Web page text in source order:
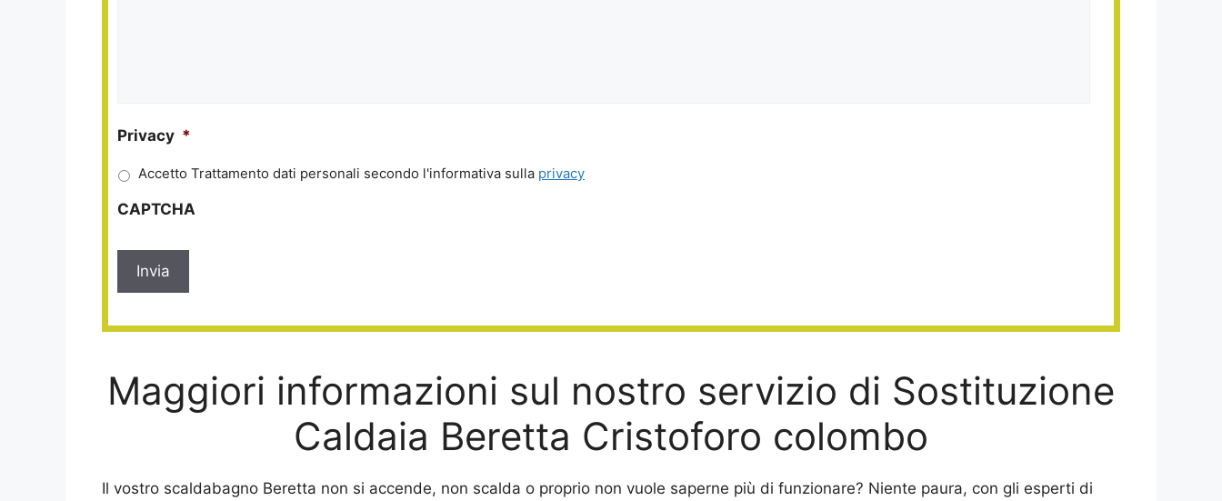
Privacy *
Accetto Trattamento dati personali secondo l'informativa sulla privacy
CAPTCHA
Maggiori informazioni sul nostro servizio di Sostituzione
Caldaia Beretta Cristoforo colombo
Il vostro scaldabagno Beretta non si accende, non scalda o proprio non vuole saperne più di funzionare? Niente paura, con gli esperti di